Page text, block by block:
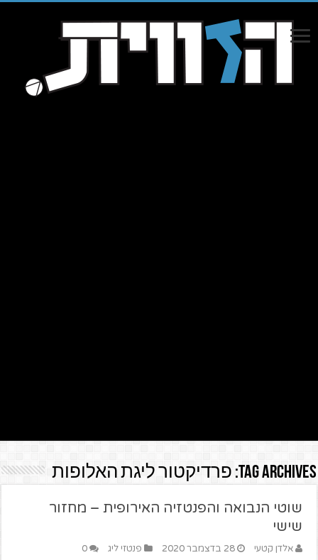
Tag Archives: פרדיקטור ליגת האלופות
שוטי הנבואה והפנטזיה האירופית – מחזור
שישי
אלדן קטעי 28 בדצמבר 2020 פנטזי ליג 0